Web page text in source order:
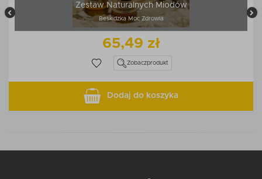
Zestaw Naturalnych Miodów
Beskidzka Moc Zdrowia
65,49 zł
Zobaczprodukt
Dodaj do koszyka